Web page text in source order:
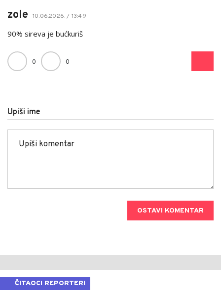
zole 10.06.2026. / 13:49
90% sireva je bućkuriš
0 0
Upiši ime
OSTAVI KOMENTAR
ČITAOCI REPORTERI